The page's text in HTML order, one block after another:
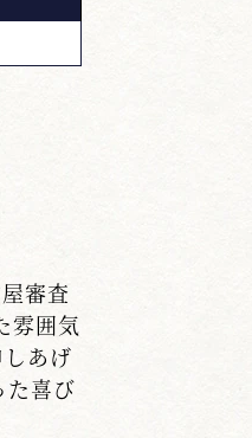
審査
雰囲気
あげ
た喜び